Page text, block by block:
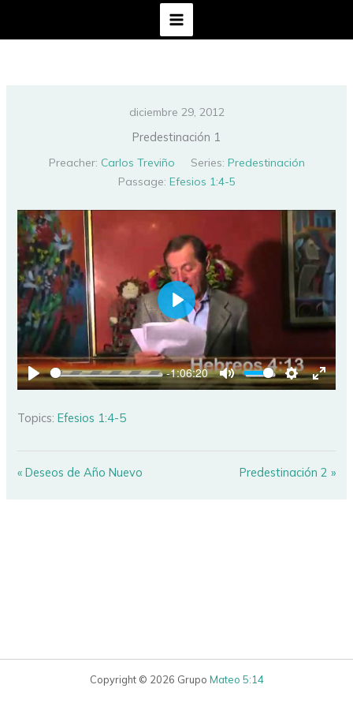
diciembre 29, 2012
Predestinación 1
Preacher: Carlos Treviño Series: Predestinación
Passage: Efesios 1:4-5
PLAY
-1:06:20
MUTE SETTINGS
PLAY
Topics: Efesios 1:4-5
« Deseos de Año Nuevo Predestinación 2 »
Copyright © 2026 Grupo Mateo 5:14